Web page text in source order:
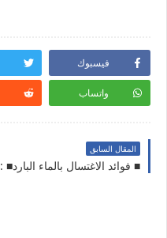
فيسبوك
واتساب
المقال السابق
■ فوائد الاغتسال بالماء البارد■ :